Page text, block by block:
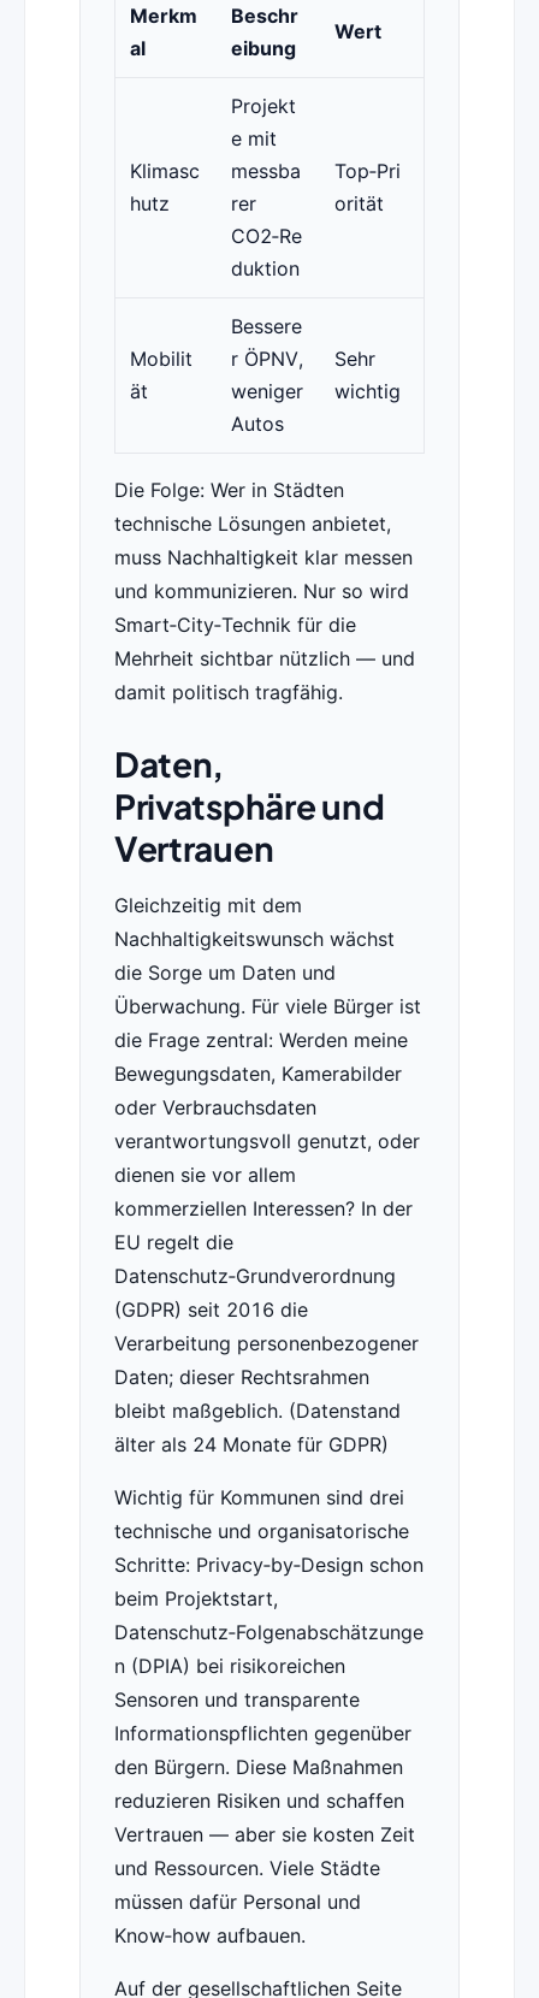
Merkm
al
Beschr
eibung
Wert
Klimasc
hutz
Projekt
e mit
messba
rer
CO2‑Re
duktion
Top‑Pri
orität
Mobilit
ät
Bessere
r ÖPNV,
weniger
Autos
Sehr
wichtig
Die Folge: Wer in Städten
technische Lösungen anbietet,
muss Nachhaltigkeit klar messen
und kommunizieren. Nur so wird
Smart‑City‑Technik für die
Mehrheit sichtbar nützlich — und
damit politisch tragfähig.
Daten,
Privatsphäre und
Vertrauen
Gleichzeitig mit dem
Nachhaltigkeitswunsch wächst
die Sorge um Daten und
Überwachung. Für viele Bürger ist
die Frage zentral: Werden meine
Bewegungsdaten, Kamerabilder
oder Verbrauchsdaten
verantwortungsvoll genutzt, oder
dienen sie vor allem
kommerziellen Interessen? In der
EU regelt die
Datenschutz‑Grundverordnung
(GDPR) seit 2016 die
Verarbeitung personenbezogener
Daten; dieser Rechtsrahmen
bleibt maßgeblich. (Datenstand
älter als 24 Monate für GDPR)
Wichtig für Kommunen sind drei
technische und organisatorische
Schritte: Privacy‑by‑Design schon
beim Projektstart,
Datenschutz‑Folgenabschätzunge
n (DPIA) bei risikoreichen
Sensoren und transparente
Informationspflichten gegenüber
den Bürgern. Diese Maßnahmen
reduzieren Risiken und schaffen
Vertrauen — aber sie kosten Zeit
und Ressourcen. Viele Städte
müssen dafür Personal und
Know‑how aufbauen.
Auf der gesellschaftlichen Seite